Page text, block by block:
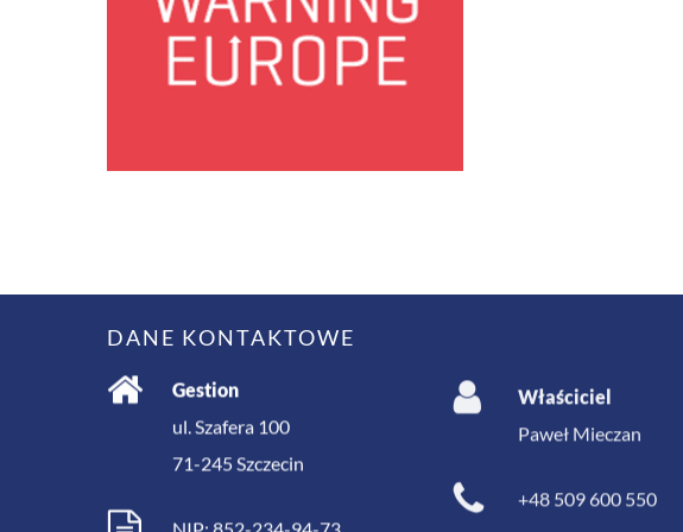
DANE KONTAKTOWE
Gestion
ul. Szafera 100
71-245 Szczecin
Właściciel
Paweł Mieczan
+48 509 600 550